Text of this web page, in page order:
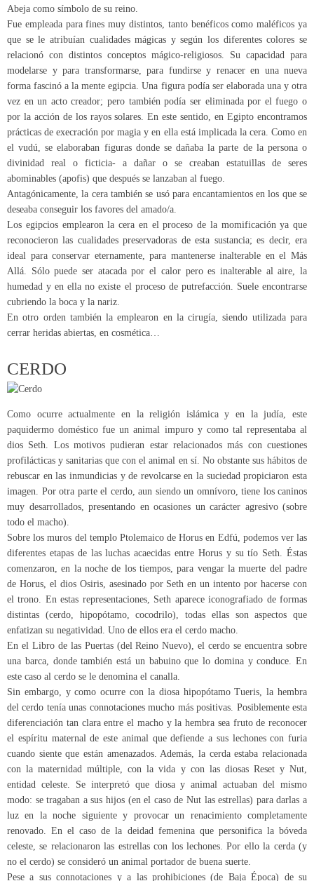
Abeja como símbolo de su reino.
Fue empleada para fines muy distintos, tanto benéficos como maléficos ya
que se le atribuían cualidades mágicas y según los diferentes colores se
relacionó con distintos conceptos mágico-religiosos. Su capacidad para
modelarse y para transformarse, para fundirse y renacer en una nueva
forma fascinó a la mente egipcia. Una figura podía ser elaborada una y otra
vez en un acto creador; pero también podía ser eliminada por el fuego o
por la acción de los rayos solares. En este sentido, en Egipto encontramos
prácticas de execración por magia y en ella está implicada la cera. Como en
el vudú, se elaboraban figuras donde se dañaba la parte de la persona o
divinidad real o ficticia- a dañar o se creaban estatuillas de seres
abominables (apofis) que después se lanzaban al fuego.
Antagónicamente, la cera también se usó para encantamientos en los que se
deseaba conseguir los favores del amado/a.
Los egipcios emplearon la cera en el proceso de la momificación ya que
reconocieron las cualidades preservadoras de esta sustancia; es decir, era
ideal para conservar eternamente, para mantenerse inalterable en el Más
Allá. Sólo puede ser atacada por el calor pero es inalterable al aire, la
humedad y en ella no existe el proceso de putrefacción. Suele encontrarse
cubriendo la boca y la nariz.
En otro orden también la emplearon en la cirugía, siendo utilizada para
cerrar heridas abiertas, en cosmética…
CERDO
Como ocurre actualmente en la religión islámica y en la judía, este
paquidermo doméstico fue un animal impuro y como tal representaba al
dios Seth. Los motivos pudieran estar relacionados más con cuestiones
profilácticas y sanitarias que con el animal en sí. No obstante sus hábitos de
rebuscar en las inmundicias y de revolcarse en la suciedad propiciaron esta
imagen. Por otra parte el cerdo, aun siendo un omnívoro, tiene los caninos
muy desarrollados, presentando en ocasiones un carácter agresivo (sobre
todo el macho).
Sobre los muros del templo Ptolemaico de Horus en Edfú, podemos ver las
diferentes etapas de las luchas acaecidas entre Horus y su tío Seth. Éstas
comenzaron, en la noche de los tiempos, para vengar la muerte del padre
de Horus, el dios Osiris, asesinado por Seth en un intento por hacerse con
el trono. En estas representaciones, Seth aparece iconografiado de formas
distintas (cerdo, hipopótamo, cocodrilo), todas ellas son aspectos que
enfatizan su negatividad. Uno de ellos era el cerdo macho.
En el Libro de las Puertas (del Reino Nuevo), el cerdo se encuentra sobre
una barca, donde también está un babuino que lo domina y conduce. En
este caso al cerdo se le denomina el canalla.
Sin embargo, y como ocurre con la diosa hipopótamo Tueris, la hembra
del cerdo tenía unas connotaciones mucho más positivas. Posiblemente esta
diferenciación tan clara entre el macho y la hembra sea fruto de reconocer
el espíritu maternal de este animal que defiende a sus lechones con furia
cuando siente que están amenazados. Además, la cerda estaba relacionada
con la maternidad múltiple, con la vida y con las diosas Reset y Nut,
entidad celeste. Se interpretó que diosa y animal actuaban del mismo
modo: se tragaban a sus hijos (en el caso de Nut las estrellas) para darlas a
luz en la noche siguiente y provocar un renacimiento completamente
renovado. En el caso de la deidad femenina que personifica la bóveda
celeste, se relacionaron las estrellas con los lechones. Por ello la cerda (y
no el cerdo) se consideró un animal portador de buena suerte.
Pese a sus connotaciones y a las prohibiciones (de Baja Época) de su